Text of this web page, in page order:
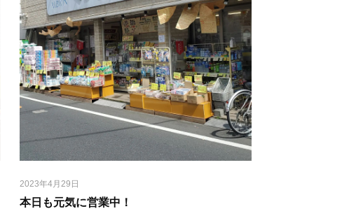
2023年4月29日
本日も元気に営業中！⁡